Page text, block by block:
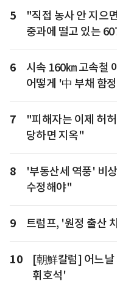
5
"직접 농사 안 지으
중과에 떨고 있는
6
시속 160㎞ 고속철
어떻게 '中 부채 함
7
"피해자는 이제 허
당하면 지옥"
8
'부동산세 역풍' 비
수정해야"
9 트럼프, '원정 출산
10
[朝鮮칼럼] 어느날
휘호석'